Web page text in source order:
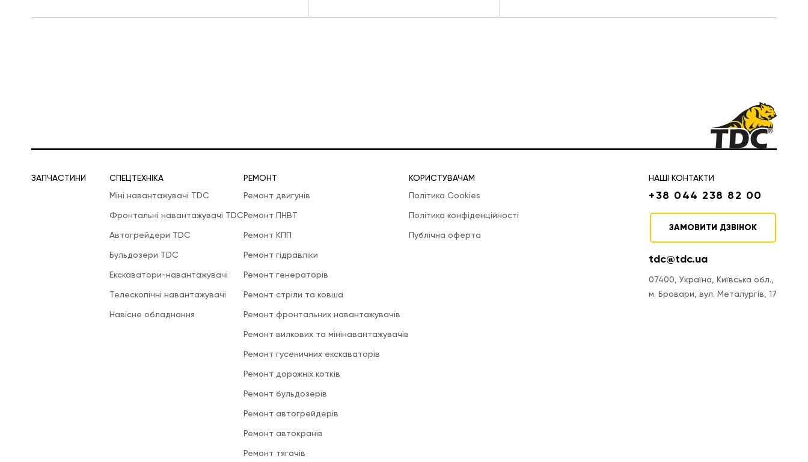
ЗАПЧАСТИНИ
СПЕЦТЕХНІКА
Міні навантажувачі TDC
Фронтальні навантажувачі TDC
Автогрейдери TDC
Бульдозери TDC
Екскаватори-навантажувачі
Телескопічні навантажувачі
Навісне обладнання
РЕМОНТ
Ремонт двигунів
Ремонт ПНВТ
Ремонт КПП
Ремонт гідравліки
Ремонт генераторів
Ремонт стріли та ковша
Ремонт фронтальних навантажувачів
Ремонт вилкових та мінінавантажувачів
Ремонт гусеничних екскаваторів
Ремонт дорожніх котків
Ремонт бульдозерів
Ремонт автогрейдерів
Ремонт автокранів
Ремонт тягачів
КОРИСТУВАЧАМ
Політика Cookies
Політика конфіденційності
Публічна оферта
НАШІ КОНТАКТИ
+38 044 238 82 00
ЗАМОВИТИ ДЗВІНОК
tdc@tdc.ua
07400, Україна, Київська обл.,
м. Бровари, вул. Металургів, 17